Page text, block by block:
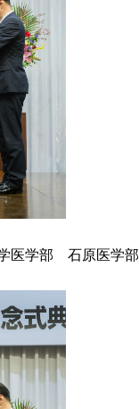
医学部 石原医学部